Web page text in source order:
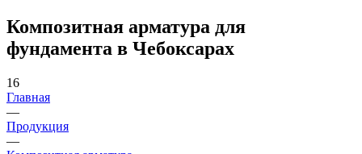
Композитная арматура для
фундамента в Чебоксарах
16
Главная
—
Продукция
—